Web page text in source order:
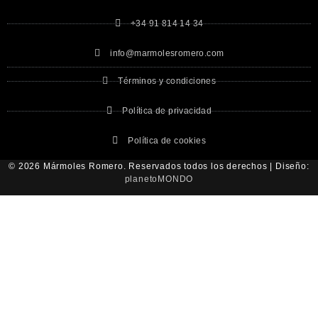
+34 91 814 14 34
info@marmolesromero.com
Términos y condiciones
Política de privacidad
Política de cookies
© 2026 Mármoles Romero. Reservados todos los derechos | Diseño:
planetoMONDO